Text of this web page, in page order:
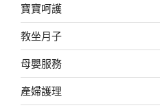
寶寶呵護
教坐月子
母嬰服務
產婦護理